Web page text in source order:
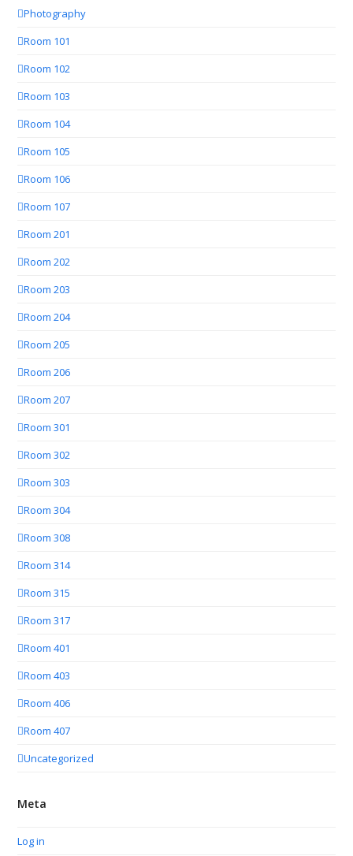
Photography
Room 101
Room 102
Room 103
Room 104
Room 105
Room 106
Room 107
Room 201
Room 202
Room 203
Room 204
Room 205
Room 206
Room 207
Room 301
Room 302
Room 303
Room 304
Room 308
Room 314
Room 315
Room 317
Room 401
Room 403
Room 406
Room 407
Uncategorized
Meta
Log in